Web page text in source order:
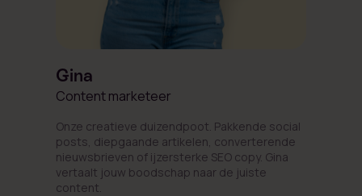
Gina
Content marketeer
Onze creatieve duizendpoot. Pakkende social
posts, diepgaande artikelen, converterende
nieuwsbrieven of ijzersterke SEO copy. Gina
vertaalt jouw boodschap naar de juiste
content.